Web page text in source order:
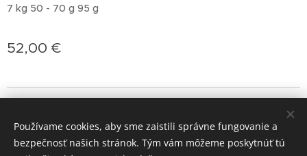
7 kg 50 - 70 g 95 g
52,00 €
Jazyky
Slovenčina
Deutsch English Polski Magyar
Používame cookies, aby sme zaistili správne fungovanie a
bezpečnosť našich stránok. Tým vám môžeme poskytnúť tú